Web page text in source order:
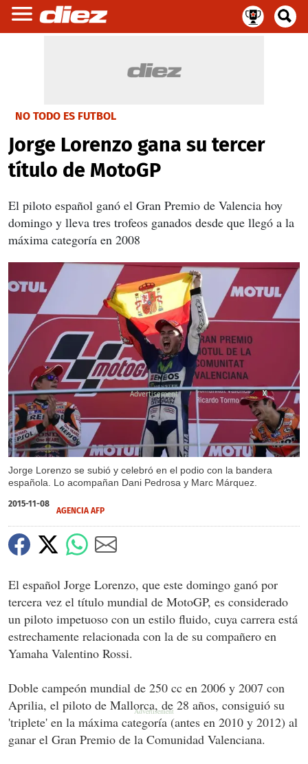
NO TODO ES FUTBOL
Jorge Lorenzo gana su tercer
título de MotoGP
El piloto español ganó el Gran Premio de Valencia hoy
domingo y lleva tres trofeos ganados desde que llegó a la
máxima categoría en 2008
Jorge Lorenzo se subió y celebró en el podio con la bandera
española. Lo acompañan Dani Pedrosa y Marc Márquez.
X
X
2015-11-08
AGENCIA AFP
El español Jorge Lorenzo, que este domingo ganó por
tercera vez el título mundial de MotoGP, es considerado
un piloto impetuoso con un estilo fluido, cuya carrera está
estrechamente relacionada con la de su compañero en
Yamaha Valentino Rossi.
Doble campeón mundial de 250 cc en 2006 y 2007 con
Aprilia, el piloto de Mallorca, de 28 años, consiguió su
'triplete' en la máxima categoría (antes en 2010 y 2012) al
ganar el Gran Premio de la Comunidad Valenciana.